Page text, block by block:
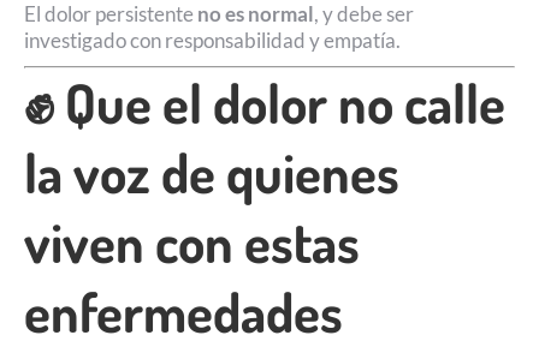
El dolor persistente no es normal, y debe ser
investigado con responsabilidad y empatía.
✊ Que el dolor no calle
la voz de quienes
viven con estas
enfermedades